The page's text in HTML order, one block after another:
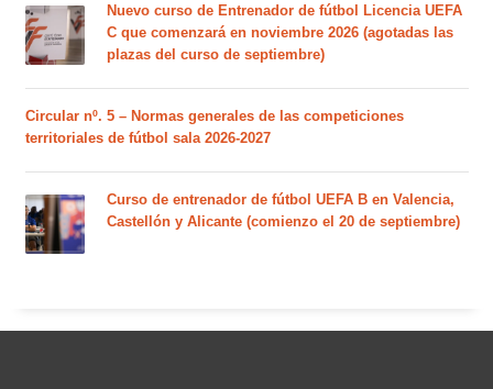
Nuevo curso de Entrenador de fútbol Licencia UEFA
C que comenzará en noviembre 2026 (agotadas las
plazas del curso de septiembre)
Circular nº. 5 – Normas generales de las competiciones
territoriales de fútbol sala 2026-2027
Curso de entrenador de fútbol UEFA B en Valencia,
Castellón y Alicante (comienzo el 20 de septiembre)